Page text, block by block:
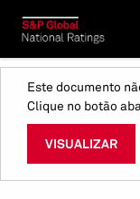
Este documento
Clique no botão
VISUALIZAR